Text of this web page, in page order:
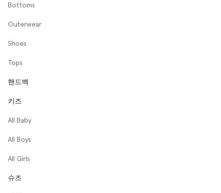
Bottoms
Outerwear
Shoes
Tops
핸드백
키즈
All Baby
All Boys
All Girls
슈즈